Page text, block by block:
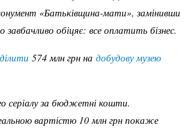
«Батьківщина-мати», замінивши
обіцяє: все оплатить бізнес.
574 млн грн на добудову музею
серіалу за бюджетні кошти.
вартістю 10 млн грн покаже